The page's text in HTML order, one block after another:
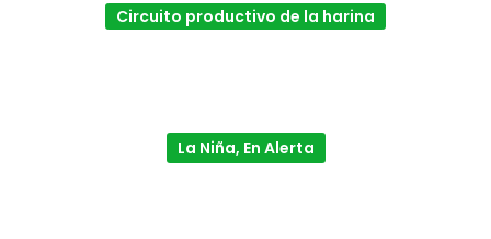
Circuito productivo de la harina
La Niña, En Alerta